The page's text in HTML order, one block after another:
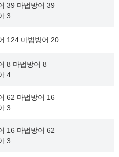
39 마법방어 39
3
124 마법방어 20
8 마법방어 8
4
62 마법방어 16
3
16 마법방어 62
3